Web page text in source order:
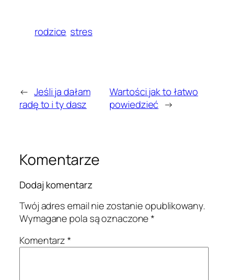
rodzice stres
← Jeśli ja dałam
radę to i ty dasz
Wartości jak to łatwo
powiedzieć →
Komentarze
Dodaj komentarz
Twój adres email nie zostanie opublikowany.
Wymagane pola są oznaczone*
Komentarz*